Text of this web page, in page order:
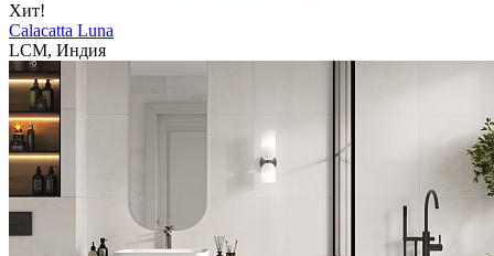
Хит!
Calacatta Luna
LCM, Индия